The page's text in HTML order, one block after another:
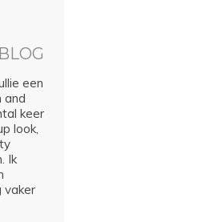
een
and
keer
look,
Ik
vaker